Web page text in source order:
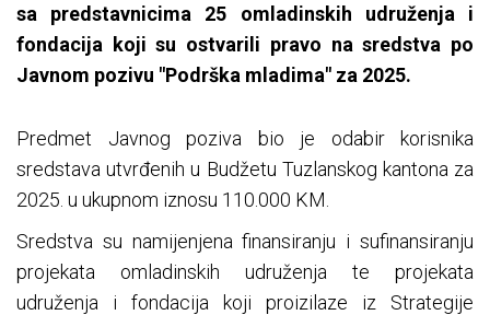
sa predstavnicima 25 omladinskih udruženja i
fondacija koji su ostvarili pravo na sredstva po
Javnom pozivu "Podrška mladima" za 2025.
Predmet Javnog poziva bio je odabir korisnika
sredstava utvrđenih u Budžetu Tuzlanskog kantona za
2025. u ukupnom iznosu 110.000 KM.
Sredstva su namijenjena finansiranju i sufinansiranju
projekata omladinskih udruženja te projekata
udruženja i fondacija koji proizilaze iz Strategije